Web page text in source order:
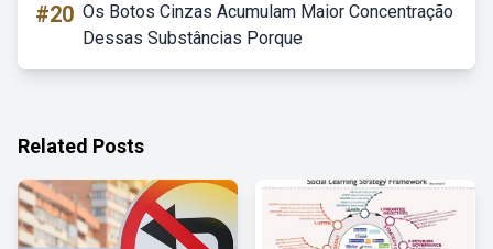
#20 Os Botos Cinzas Acumulam Maior Concentração
Dessas Substâncias Porque
Related Posts